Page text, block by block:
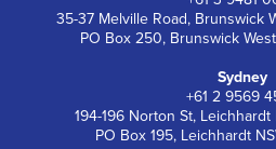
35-37 Melville Road, Brunswick
PO Box 250, Brunswick
Sydney
+61 2 9569
194-196 Norton St,
PO Box 195, Leichhardt